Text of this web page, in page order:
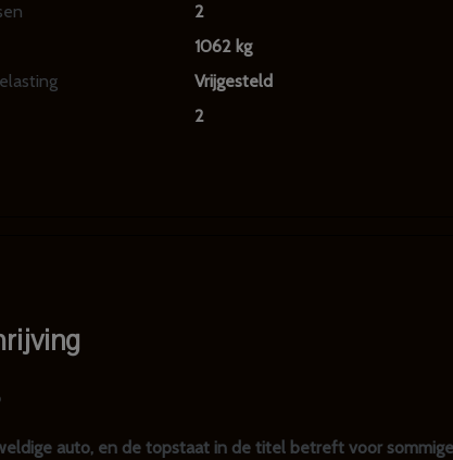
2
1062 kg
Vrijgesteld
2
auto, en de topstaat in de titel betreft voor